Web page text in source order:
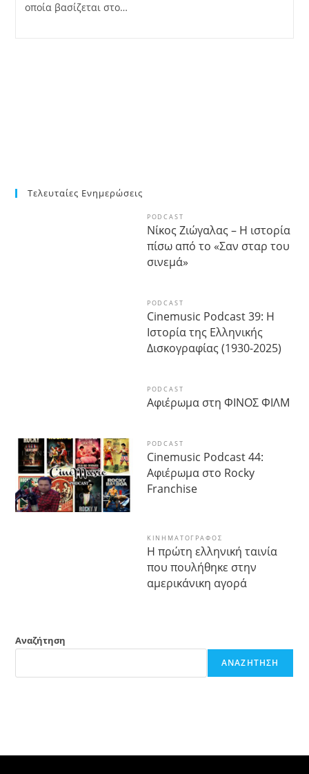
οποία βασίζεται στο…
Τελευταίες Ενημερώσεις
PODCAST
Νίκος Ζιώγαλας – Η ιστορία
πίσω από το «Σαν σταρ του
σινεμά»
PODCAST
Cinemusic Podcast 39: Η
Ιστορία της Ελληνικής
Δισκογραφίας (1930-2025)
PODCAST
Αφιέρωμα στη ΦΙΝΟΣ ΦΙΛΜ
PODCAST
Cinemusic Podcast 44:
Αφιέρωμα στο Rocky
Franchise
ΚΙΝΗΜΑΤΟΓΡΆΦΟΣ
Η πρώτη ελληνική ταινία
που πουλήθηκε στην
αμερικάνικη αγορά
Αναζήτηση
ΑΝΑΖΉΤΗΣΗ